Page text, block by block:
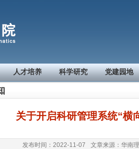
人才培养 科学研究 党建园地
关于开启科研管理系统“横
发布时间：2022-11-07 文章来源：华南